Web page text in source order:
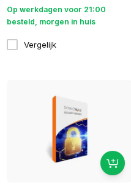
Op werkdagen voor 21:00
besteld, morgen in huis
Vergelijk